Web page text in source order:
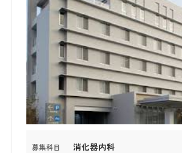
募集科目 消化器内科